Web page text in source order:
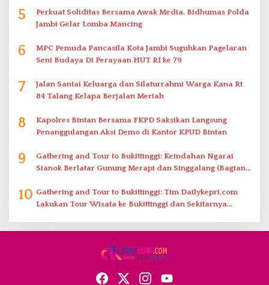
5
Perkuat Soliditas Bersama Awak Media, Bidhumas Polda
Jambi Gelar Lomba Mancing
6
MPC Pemuda Pancasila Kota Jambi Suguhkan Pagelaran
Seni Budaya Di Perayaan HUT RI ke 79
7
Jalan Santai Keluarga dan Silaturrahmi Warga Kana Rt
84 Talang Kelapa Berjalan Meriah
8
Kapolres Bintan Bersama FKPD Saksikan Langsung
Penanggulangan Aksi Demo di Kantor KPUD Bintan
9
Gathering and Tour to Bukittinggi: Keindahan Ngarai
Sianok Berlatar Gunung Merapi dan Singgalang (Bagian
10 Gathering and Tour to Bukittinggi: Tim Dailykepri.com
Lakukan Tour Wisata ke Bukittinggi dan Sekitarnya